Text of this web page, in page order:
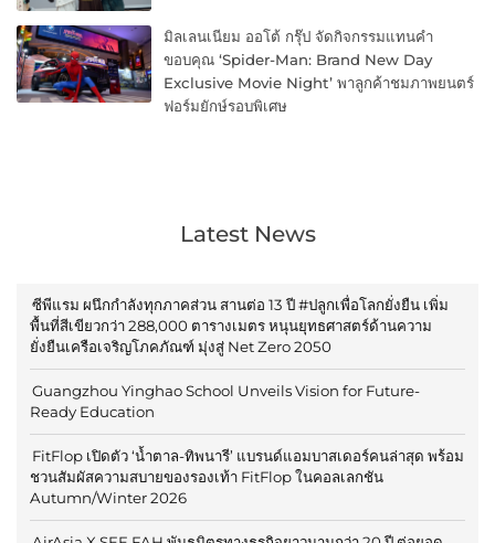
มิลเลนเนียม ออโต้ กรุ๊ป จัดกิจกรรมแทนคำ
ขอบคุณ ‘Spider-Man: Brand New Day
Exclusive Movie Night’ พาลูกค้าชมภาพยนตร์
ฟอร์มยักษ์รอบพิเศษ
Latest News
ซีพีแรม ผนึกกำลังทุกภาคส่วน สานต่อ 13 ปี #ปลูกเพื่อโลกยั่งยืน เพิ่ม
พื้นที่สีเขียวกว่า 288,000 ตารางเมตร หนุนยุทธศาสตร์ด้านความ
ยั่งยืนเครือเจริญโภคภัณฑ์ มุ่งสู่ Net Zero 2050
Guangzhou Yinghao School Unveils Vision for Future-
Ready Education
FitFlop เปิดตัว ‘น้ำตาล-ทิพนารี’ แบรนด์แอมบาสเดอร์คนล่าสุด พร้อม
ชวนสัมผัสความสบายของรองเท้า FitFlop ในคอลเลกชัน
Autumn/Winter 2026